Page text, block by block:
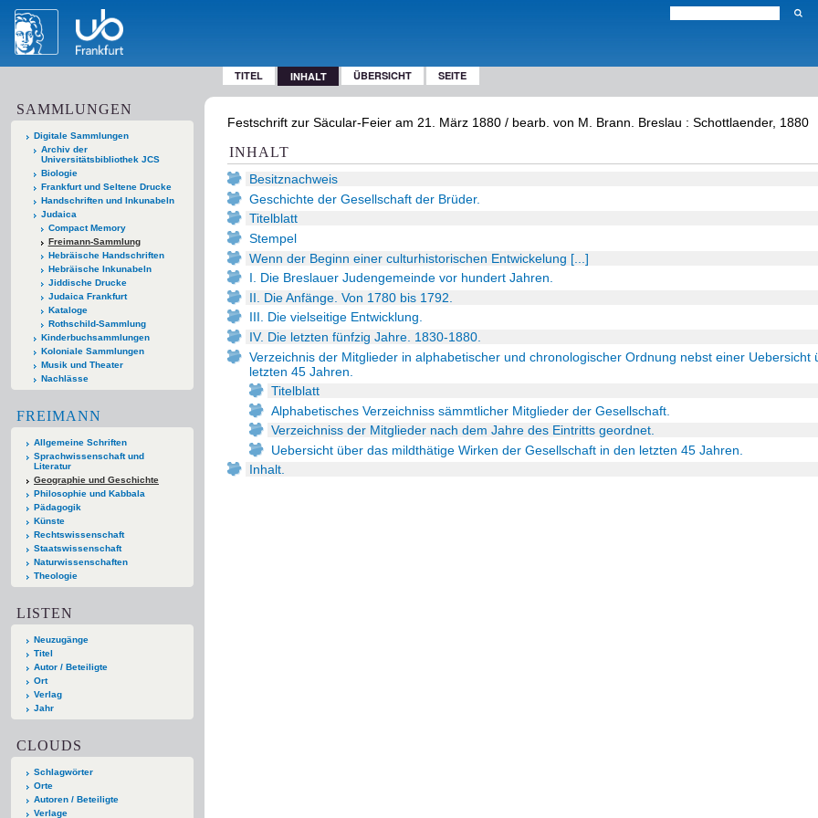
TITEL INHALT ÜBERSICHT SEITE
SAMMLUNGEN
Digitale Sammlungen
Archiv der
Universitätsbibliothek JCS
Biologie
Frankfurt und Seltene Drucke
Handschriften und Inkunabeln
Judaica
Compact Memory
Freimann-Sammlung
Hebräische Handschriften
Hebräische Inkunabeln
Jiddische Drucke
Judaica Frankfurt
Kataloge
Rothschild-Sammlung
Kinderbuchsammlungen
Koloniale Sammlungen
Musik und Theater
Nachlässe
FREIMANN
Allgemeine Schriften
Sprachwissenschaft und
Literatur
Geographie und Geschichte
Philosophie und Kabbala
Pädagogik
Künste
Rechtswissenschaft
Staatswissenschaft
Naturwissenschaften
Theologie
LISTEN
Neuzugänge
Titel
Autor / Beteiligte
Ort
Verlag
Jahr
CLOUDS
Schlagwörter
Orte
Autoren / Beteiligte
Verlage
Festschrift zur Säcular-Feier am 21. März 1880 / bearb. von M. Brann. Breslau : Schottlaender, 1880
INHALT
Besitznachweis
Geschichte der Gesellschaft der Brüder.
Titelblatt
Stempel
Wenn der Beginn einer culturhistorischen Entwickelung [...]
I. Die Breslauer Judengemeinde vor hundert Jahren.
II. Die Anfänge. Von 1780 bis 1792.
III. Die vielseitige Entwicklung.
IV. Die letzten fünfzig Jahre. 1830-1880.
Verzeichnis der Mitglieder in alphabetischer und chronologischer Ordnung nebst einer
letzten 45 Jahren.
Titelblatt
Alphabetisches Verzeichniss sämmtlicher Mitglieder der Gesellschaft.
Verzeichniss der Mitglieder nach dem Jahre des Eintritts geordnet.
Uebersicht über das mildthätige Wirken der Gesellschaft in den letzten 45 Jahren.
Inhalt.